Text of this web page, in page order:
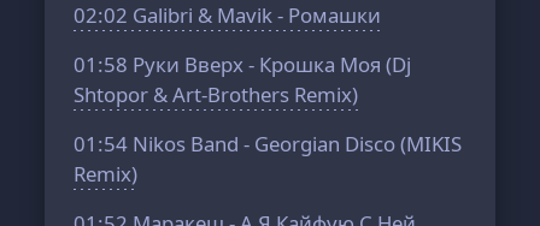
02:02 Galibri & Mavik - Ромашки
01:58 Руки Вверх - Крошка Моя (Dj
Shtopor & Art-Brothers Remix)
01:54 Nikos Band - Georgian Disco (MIKIS
Remix)